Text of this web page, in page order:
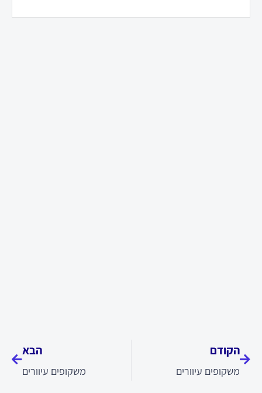
הקודם
משקופים עיוורים
הבא
משקופים עיוורים